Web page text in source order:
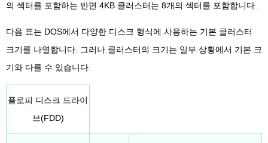
의 섹터를 포함하는 반면 4KB 클러스터는 8개의 섹터를 포함합니다.
다음 표는 DOS에서 다양한 디스크 형식에 사용하는 기본 클러스터
크기를 나열합니다. 그러나 클러스터의 크기는 일부 상황에서 기본 크
기와 다를 수 있습니다.
플로피 디스크 드라이
브(FDD)